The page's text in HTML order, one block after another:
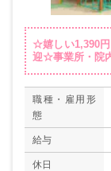
☆嬉しい1,390
迎☆事業所・院
職種・雇用形
態
給与
休日